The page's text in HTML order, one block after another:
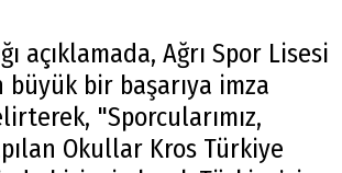
açıklamada, Ağrı Spor Lisesi
büyük bir başarıya imza
"Sporcularımız,
Okullar Kros Türkiye